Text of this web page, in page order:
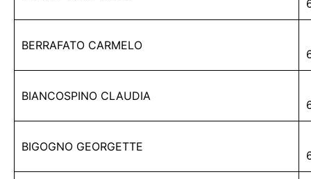
BERRAFATO CARMELO
BIANCOSPINO CLAUDIA
BIGOGNO GEORGETTE